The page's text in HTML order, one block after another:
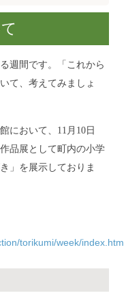
週間です。「これから
て、考えてみましょ
において、 11 月10日
品展として町内の小学
」を展示しておりま
torikumi/week/index.htm